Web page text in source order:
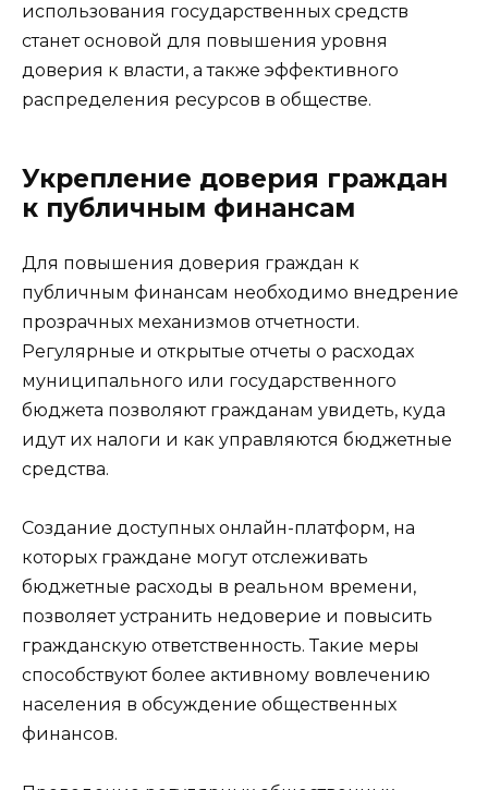
использования государственных средств
станет основой для повышения уровня
доверия к власти, а также эффективного
распределения ресурсов в обществе.
Укрепление доверия граждан
к публичным финансам
Для повышения доверия граждан к
публичным финансам необходимо внедрение
прозрачных механизмов отчетности.
Регулярные и открытые отчеты о расходах
муниципального или государственного
бюджета позволяют гражданам увидеть, куда
идут их налоги и как управляются бюджетные
средства.
Создание доступных онлайн-платформ, на
которых граждане могут отслеживать
бюджетные расходы в реальном времени,
позволяет устранить недоверие и повысить
гражданскую ответственность. Такие меры
способствуют более активному вовлечению
населения в обсуждение общественных
финансов.